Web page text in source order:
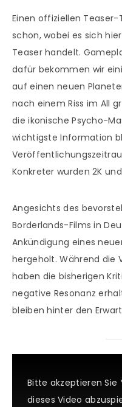
Einen offiziellen
schon, wobei es sich
Teaser handelt.
dafür bekommen wir
auf einen neuen
nach einem Riss im All
die ikonische Psycho-
wichtigste Information
Konkreter wurden 2K
Angesichts des
Borderlands-Films in
Ankündigung eines
hergeholt. Während die
haben die bisherigen
negative Resonanz
bleiben hinter den
Bitte akzeptieren Sie
dieses Video